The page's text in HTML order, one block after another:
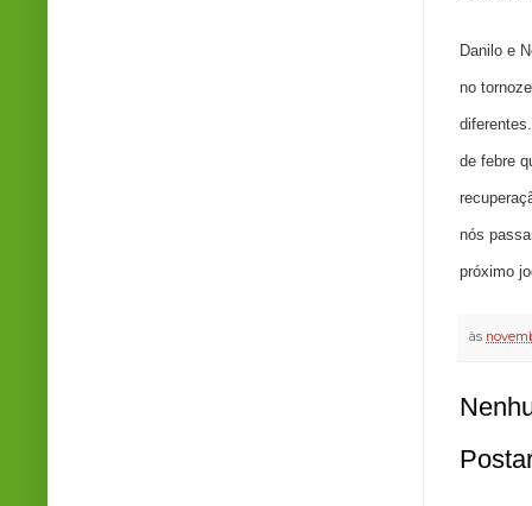
Danilo e
no
de febre
nós
próximo
às